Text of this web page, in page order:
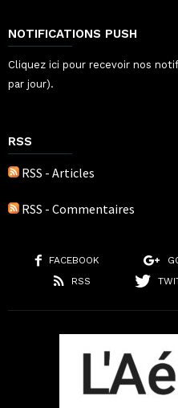
NOTIFICATIONS PUSH
Cliquez ici pour recevoir nos
par jour).
RSS
RSS - Articles
RSS - Commentaires
FACEBOOK
RSS